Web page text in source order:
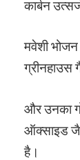
कार्बन
मवेशी
ग्रीनहाउस
और उनका
ऑक्साइड
है।